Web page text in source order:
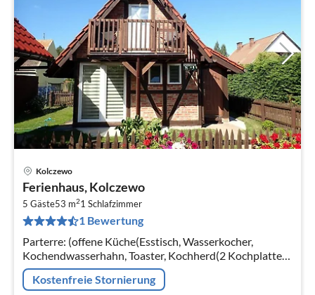
Kolczewo
Ferienhaus, Kolczewo
5 Gäste53 m21 Schlafzimmer
1 Bewertung
Parterre: (offene Küche(Esstisch, Wasserkocher,
Kochendwasserhahn, Toaster, Kochherd(2 Kochplatten,
Gas), Espressomaschine, Mikrowelle, Spülmaschine,
Kühl-/Gefrierkombination)
Kostenfreie Stornierung